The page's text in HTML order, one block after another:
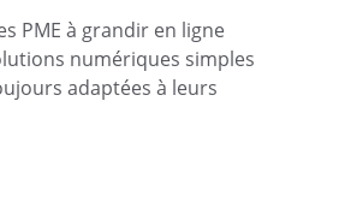
PME à grandir en ligne
numériques simples
adaptées à leurs